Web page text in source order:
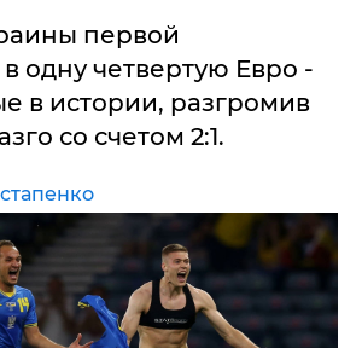
первой
одну четвертую Евро -
в истории, разгромив
со счетом 2:1.